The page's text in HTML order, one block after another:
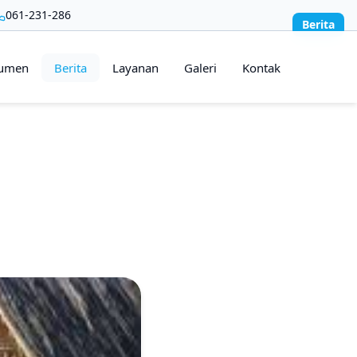
061-231-286
Berita Layanan Galeri Kontak
Berita